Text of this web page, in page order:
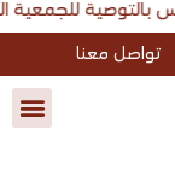
قرار مجلس إدارتها أمس بالتوصية للجمعية العامة غير
تواصل معنا